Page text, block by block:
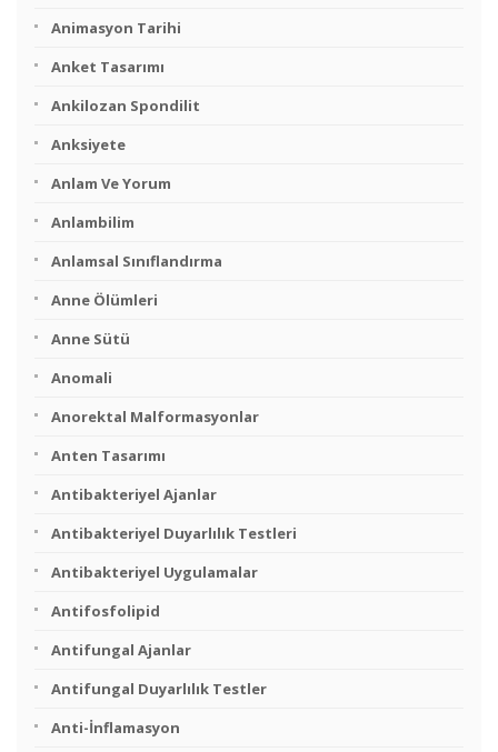
Animasyon Tarihi
Anket Tasarımı
Ankilozan Spondilit
Anksiyete
Anlam Ve Yorum
Anlambilim
Anlamsal Sınıflandırma
Anne Ölümleri
Anne Sütü
Anomali
Anorektal Malformasyonlar
Anten Tasarımı
Antibakteriyel Ajanlar
Antibakteriyel Duyarlılık Testleri
Antibakteriyel Uygulamalar
Antifosfolipid
Antifungal Ajanlar
Antifungal Duyarlılık Testler
Anti-İnflamasyon